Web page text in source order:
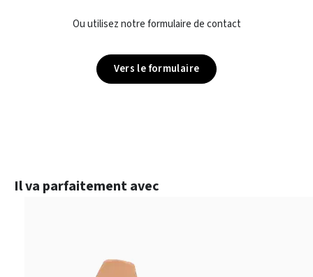
Ou utilisez notre formulaire de contact
Vers le formulaire
Ignorer la galerie de produits
Il va parfaitement avec